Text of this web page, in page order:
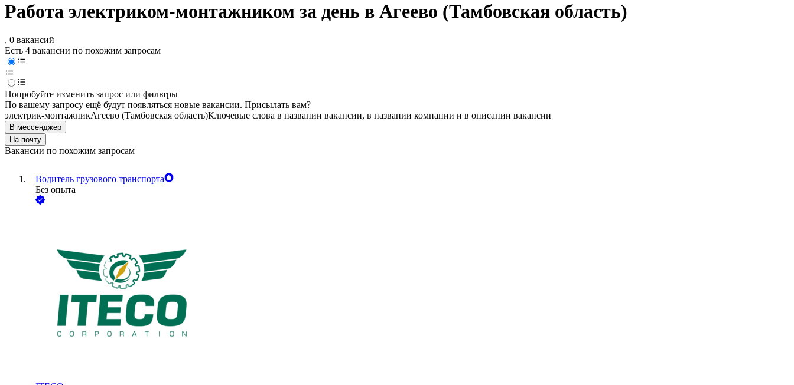
Работа электриком-монтажником за день в Агеево (Тамбовская область)
, 0 вакансий
Есть 4 вакансии по похожим запросам
Попробуйте изменить запрос или фильтры
По вашему запросу ещё будут появляться новые вакансии. Присылать вам?
электрик-монтажникАгеево (Тамбовская область)Ключевые слова в названии вакансии, в названии компании и в описании вакансии
В мессенджер
На почту
Вакансии по похожим запросам
Водитель грузового транспорта
Без опыта